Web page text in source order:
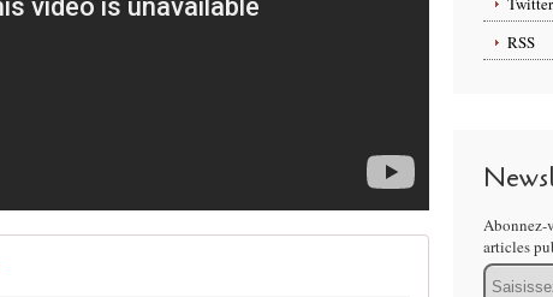
RSS
Abonnez-
articles
Email